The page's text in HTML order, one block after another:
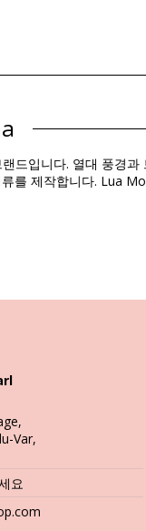
세요. 섬유가 한결 부
드입니다. 열대 풍경
를 제작합니다. Lua
Var,
요